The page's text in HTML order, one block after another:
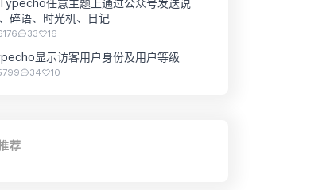
任意主题上通过公众号发送说
碎语、时光机、日记
33 16
显示访客用户身份及用户等级
34 10
荐